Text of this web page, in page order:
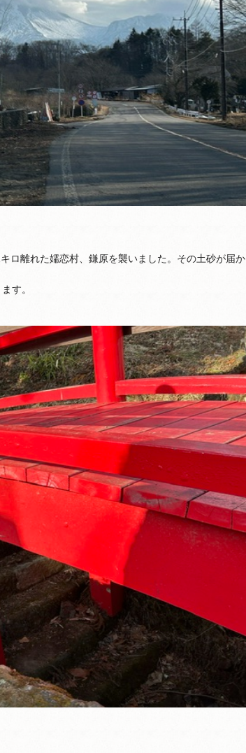
ロ離れた嬬恋村、鎌原を襲いました。その土砂が届か
す。